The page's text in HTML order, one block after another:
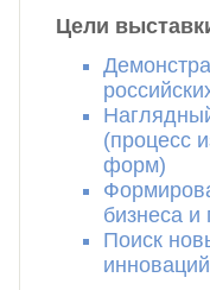
Цели
(процесс
форм)
бизнеса и
Поиск
инноваций